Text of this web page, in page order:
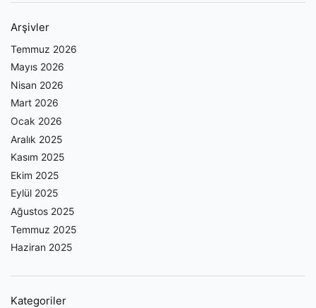
Arşivler
Temmuz 2026
Mayıs 2026
Nisan 2026
Mart 2026
Ocak 2026
Aralık 2025
Kasım 2025
Ekim 2025
Eylül 2025
Ağustos 2025
Temmuz 2025
Haziran 2025
Kategoriler